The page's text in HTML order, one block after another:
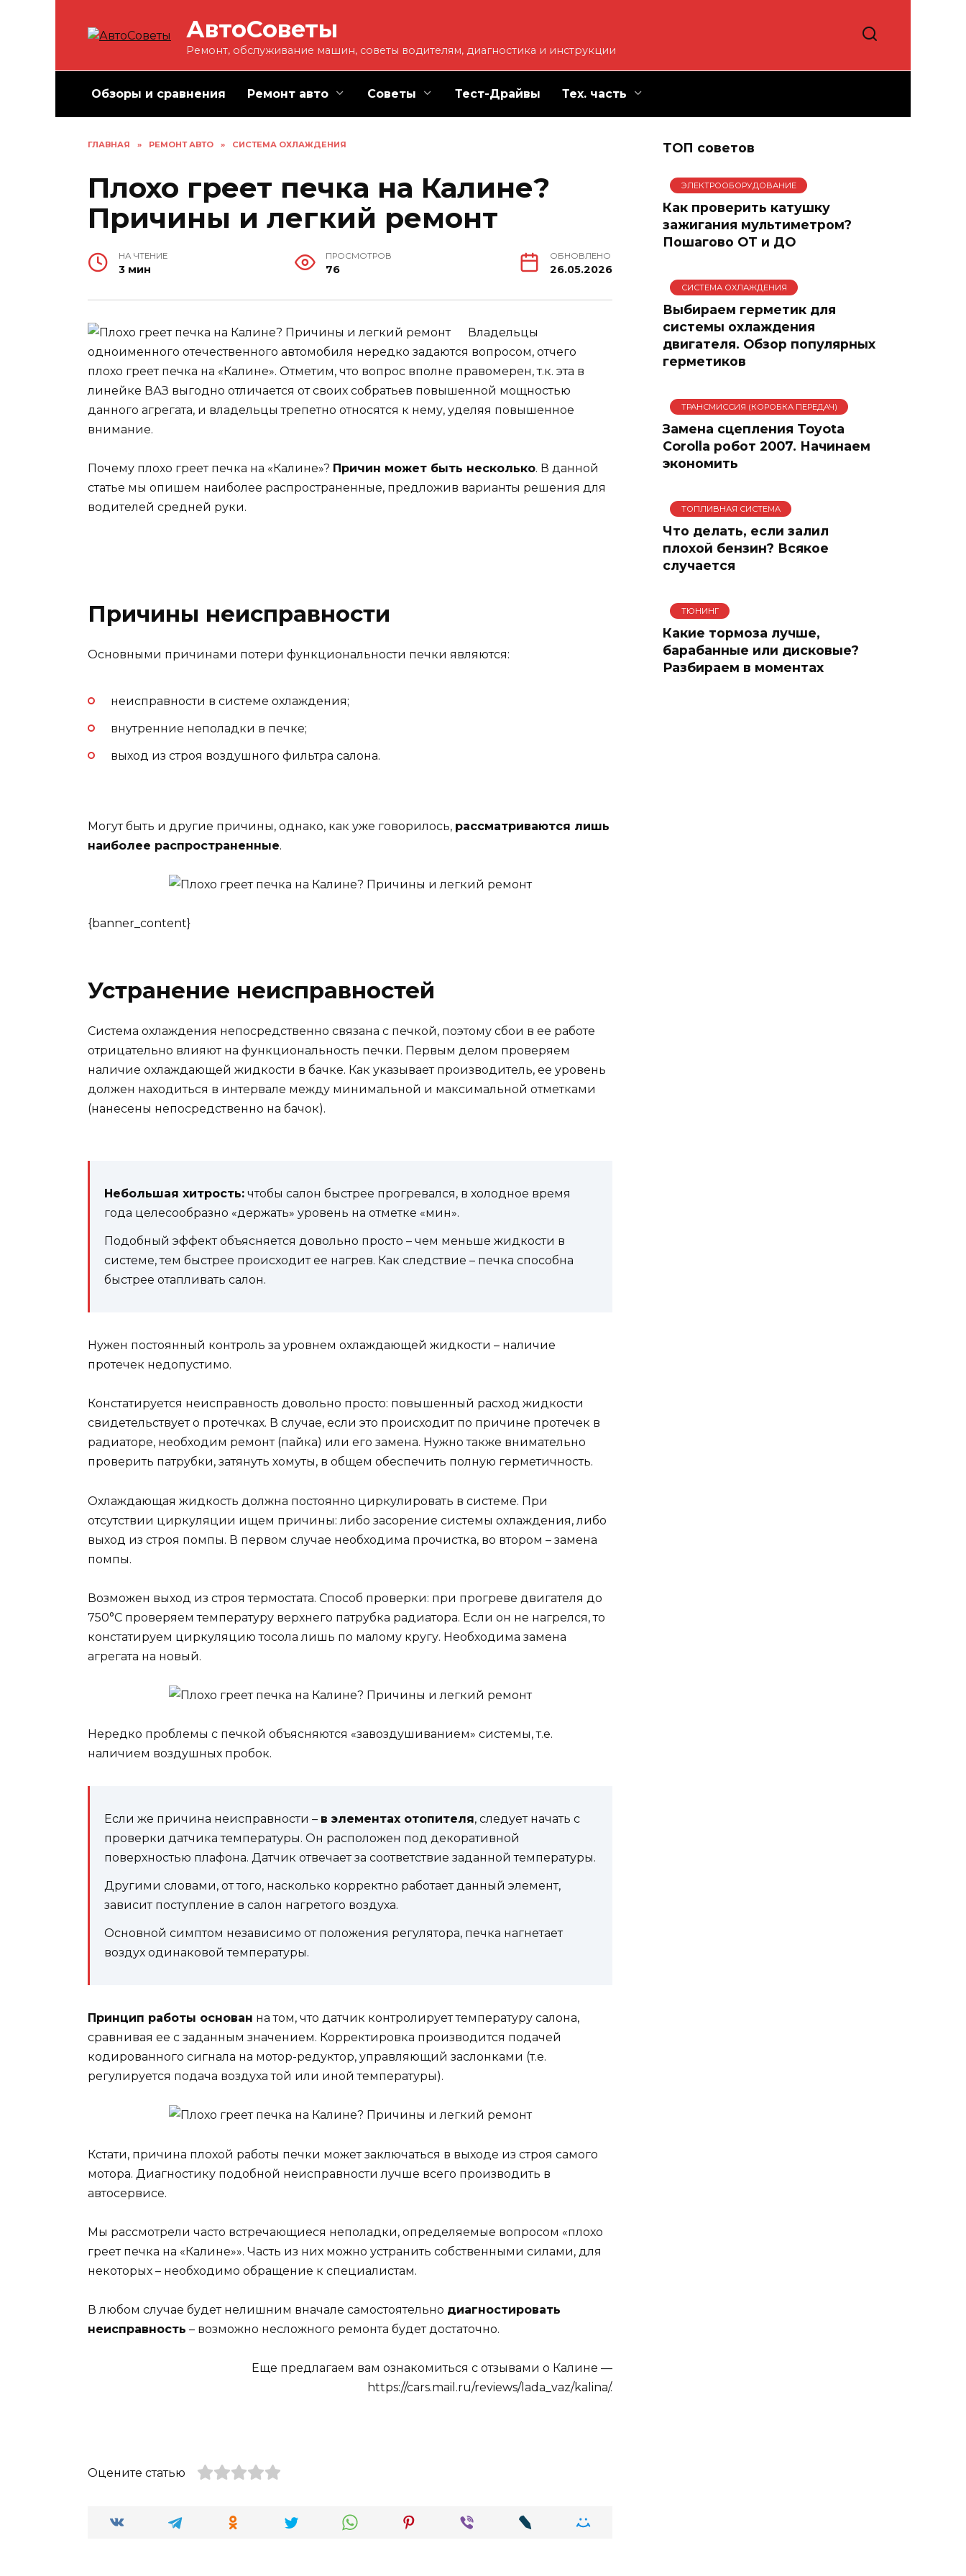
АвтоСоветы
Ремонт, обслуживание машин, советы водителям, диагностика и инструкции
Обзоры и сравнения Ремонт авто Советы Тест-Драйвы Тех. часть
ГЛАВНАЯ » РЕМОНТ АВТО » СИСТЕМА ОХЛАЖДЕНИЯ
Плохо греет печка на Калине?
Причины и легкий ремонт
НА ЧТЕНИЕ
3 мин
ПРОСМОТРОВ
76
ОБНОВЛЕНО
26.05.2026
Владельцы
одноименного отечественного автомобиля нередко задаются вопросом, отчего
плохо греет печка на «Калине». Отметим, что вопрос вполне правомерен, т.к. эта в
линейке ВАЗ выгодно отличается от своих собратьев повышенной мощностью
данного агрегата, и владельцы трепетно относятся к нему, уделяя повышенное
внимание.
Почему плохо греет печка на «Калине»? Причин может быть несколько. В данной
статье мы опишем наиболее распространенные, предложив варианты решения для
водителей средней руки.
Причины неисправности
Основными причинами потери функциональности печки являются:
неисправности в системе охлаждения;
внутренние неполадки в печке;
выход из строя воздушного фильтра салона.
Могут быть и другие причины, однако, как уже говорилось, рассматриваются лишь
наиболее распространенные.
{banner_content}
Устранение неисправностей
Система охлаждения непосредственно связана с печкой, поэтому сбои в ее работе
отрицательно влияют на функциональность печки. Первым делом проверяем
наличие охлаждающей жидкости в бачке. Как указывает производитель, ее уровень
должен находиться в интервале между минимальной и максимальной отметками
(нанесены непосредственно на бачок).
Небольшая хитрость: чтобы салон быстрее прогревался, в холодное время
года целесообразно «держать» уровень на отметке «мин».
Подобный эффект объясняется довольно просто – чем меньше жидкости в
системе, тем быстрее происходит ее нагрев. Как следствие – печка способна
быстрее отапливать салон.
Нужен постоянный контроль за уровнем охлаждающей жидкости – наличие
протечек недопустимо.
Констатируется неисправность довольно просто: повышенный расход жидкости
свидетельствует о протечках. В случае, если это происходит по причине протечек в
радиаторе, необходим ремонт (пайка) или его замена. Нужно также внимательно
проверить патрубки, затянуть хомуты, в общем обеспечить полную герметичность.
Охлаждающая жидкость должна постоянно циркулировать в системе. При
отсутствии циркуляции ищем причины: либо засорение системы охлаждения, либо
выход из строя помпы. В первом случае необходима прочистка, во втором – замена
помпы.
Возможен выход из строя термостата. Способ проверки: при прогреве двигателя до
750°C проверяем температуру верхнего патрубка радиатора. Если он не нагрелся, то
констатируем циркуляцию тосола лишь по малому кругу. Необходима замена
агрегата на новый.
Нередко проблемы с печкой объясняются «завоздушиванием» системы, т.е.
наличием воздушных пробок.
Если же причина неисправности – в элементах отопителя, следует начать с
проверки датчика температуры. Он расположен под декоративной
поверхностью плафона. Датчик отвечает за соответствие заданной температуры.
Другими словами, от того, насколько корректно работает данный элемент,
зависит поступление в салон нагретого воздуха.
Основной симптом независимо от положения регулятора, печка нагнетает
воздух одинаковой температуры.
Принцип работы основан на том, что датчик контролирует температуру салона,
сравнивая ее с заданным значением. Корректировка производится подачей
кодированного сигнала на мотор-редуктор, управляющий заслонками (т.е.
регулируется подача воздуха той или иной температуры).
Кстати, причина плохой работы печки может заключаться в выходе из строя самого
мотора. Диагностику подобной неисправности лучше всего производить в
автосервисе.
Мы рассмотрели часто встречающиеся неполадки, определяемые вопросом «плохо
греет печка на «Калине»». Часть из них можно устранить собственными силами, для
некоторых – необходимо обращение к специалистам.
В любом случае будет нелишним вначале самостоятельно диагностировать
неисправность – возможно несложного ремонта будет достаточно.
Еще предлагаем вам ознакомиться с отзывами о Калине —
https://cars.mail.ru/reviews/lada_vaz/kalina/.
Оцените статью
ТОП советов
ЭЛЕКТРООБОРУДОВАНИЕ
Как проверить катушку
зажигания мультиметром?
Пошагово ОТ и ДО
СИСТЕМА ОХЛАЖДЕНИЯ
Выбираем герметик для
системы охлаждения
двигателя. Обзор популярных
герметиков
ТРАНСМИССИЯ (КОРОБКА ПЕРЕДАЧ)
Замена сцепления Toyota
Corolla робот 2007. Начинаем
экономить
ТОПЛИВНАЯ СИСТЕМА
Что делать, если залил
плохой бензин? Всякое
случается
ТЮНИНГ
Какие тормоза лучше,
барабанные или дисковые?
Разбираем в моментах